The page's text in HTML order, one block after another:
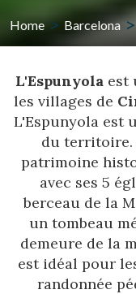
Home Barcelona
L'Espunyola est
les villages de
L'Espunyola est
du territoire.
patrimoine
avec ses 5
berceau de la
un tombeau
demeure de la
est idéal pour
randonnée